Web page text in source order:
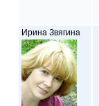
Ирина Звягина